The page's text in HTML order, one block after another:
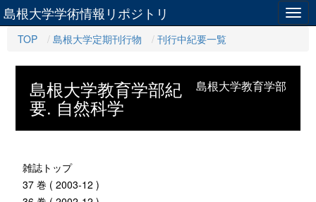
島根大学学術情報リポジトリ
TOP 島根大学定期刊行物 刊行中紀要一覧
島根大学教育学部
島根大学教育学部紀
要. 自然科学
雑誌トップ
37 巻 ( 2003-12 )